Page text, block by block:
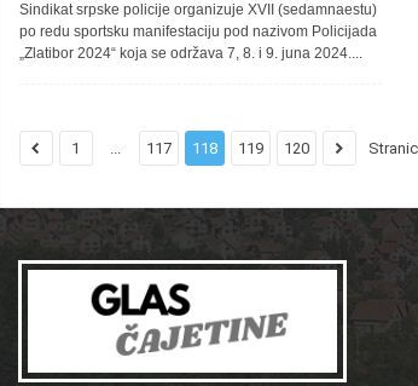
Sindikat srpske policije organizuje XVII (sedamnaestu)
po redu sportsku manifestaciju pod nazivom Policijada
„Zlatibor 2024“ koja se održava 7, 8. i 9. juna 2024....
1 ... 117 118 119 120